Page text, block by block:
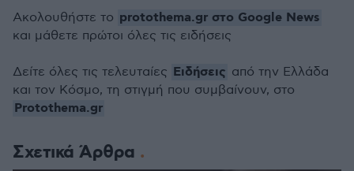
Σχετικά Άρθρα
Ακολουθήστε το protothema.gr στο Google News
και μάθετε πρώτοι όλες τις ειδήσεις
Δείτε όλες τις τελευταίες Ειδήσεις από την Ελλάδα
και τον Κόσμο, τη στιγμή που συμβαίνουν, στο
Protothema.gr